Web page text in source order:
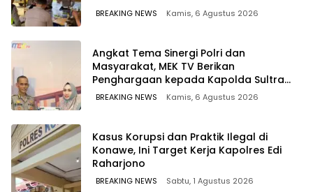
BREAKING NEWS Kamis, 6 Agustus 2026
Angkat Tema Sinergi Polri dan
Masyarakat, MEK TV Berikan
Penghargaan kepada Kapolda Sultra
melalui Kabid Humas
BREAKING NEWS Kamis, 6 Agustus 2026
Kasus Korupsi dan Praktik Ilegal di
Konawe, Ini Target Kerja Kapolres Edi
Raharjono
BREAKING NEWS Sabtu, 1 Agustus 2026